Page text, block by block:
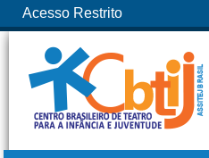
Acesso Restrito